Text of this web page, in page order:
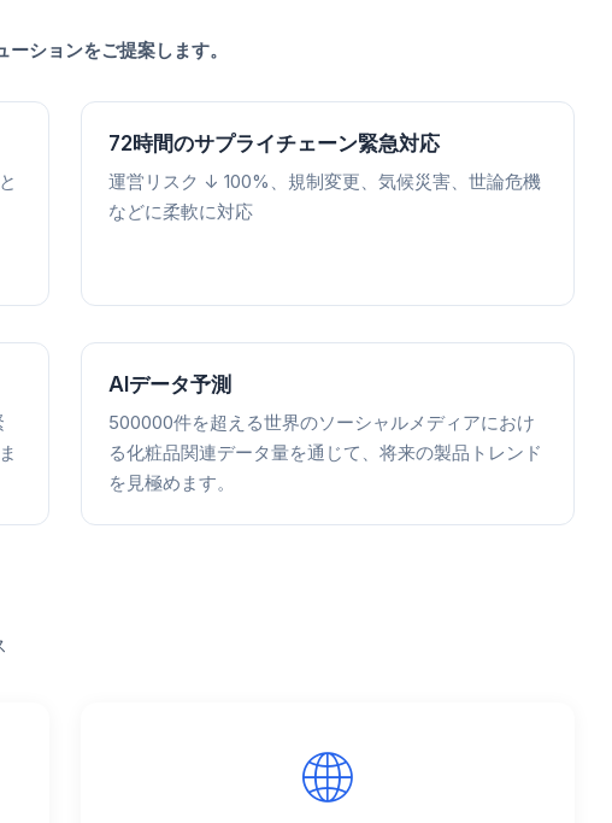
ションをご提案します。
72時間のサプライチェーン緊急対応
運営リスク ↓ 100%、規制変更、気候災害、世論危機
などに柔軟に対応
AIデータ予測
500000件を超える世界のソーシャルメディアにおけ
る化粧品関連データ量を通じて、将来の製品トレンド
を見極めます。